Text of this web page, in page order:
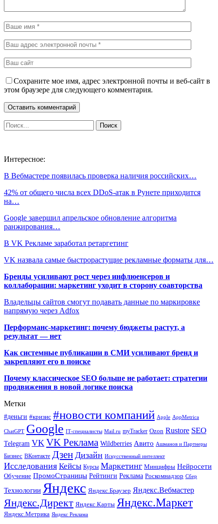
Сохраните мое имя, адрес электронной почты и веб-сайт в
этом браузере для следующего комментария.
Интересное:
В Вебмастере появилась проверка наличия российских…
42% от общего числа всех DDoS-атак в Рунете приходится
на…
Google завершил апрельское обновление алгоритма
ранжирования…
В VK Рекламе заработал ретаргетинг
VK назвала самые быстрорастущие рекламные форматы для…
Бренды усиливают рост через инфлюенсеров и
коллаборации: маркетинг уходит в сторону соавторства
Владельцы сайтов смогут подавать данные по маркировке
напрямую через Adfox
Перформанс-маркетинг: почему бюджеты растут, а
результат — нет
Как системные публикации в СМИ усиливают бренд и
закрепляют его в поиске
Почему классическое SEO больше не работает: стратегии
продвижения в новой логике поиска
Метки
#деньги #кризис #новости компаний Apple AppMetrica
ChatGPT Google IT-специалисты Mail.ru myTracker Ozon Rustore SEO
Telegram VK VK Реклама Wildberries Авито Ашманов и Партнеры
Бизнес ВКонтакте Дзен Дизайн Искусственный интеллект
Исследования Кейсы Курсы Маркетинг Минцифры Нейросети
Обучение ПромоСтраницы Рейтинги Реклама Роскомнадзор Сбер
Технологии Яндекс Яндекс.Браузер Яндекс.Вебмастер
Яндекс.Директ Яндекс.Карты Яндекс.Маркет
Яндекс.Метрика Яндекс Реклама